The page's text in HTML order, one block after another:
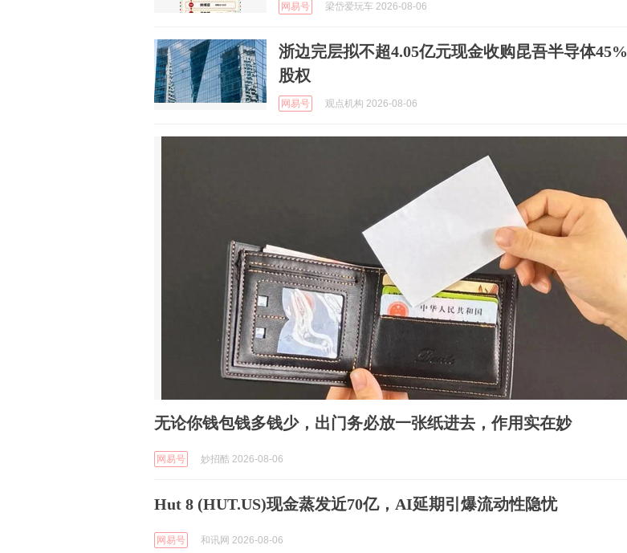
网易号 梁岱爱玩车 2026-08-06
浙边完层拟不超4.05亿元现金收购昆吾半导体45%
股权
网易号 观点机构 2026-08-06
无论你钱包钱多钱少，出门务必放一张纸进去，作用实在妙
网易号 妙招酷 2026-08-06
Hut 8 (HUT.US)现金蒸发近70亿，AI延期引爆流动性隐忧
网易号 和讯网 2026-08-06